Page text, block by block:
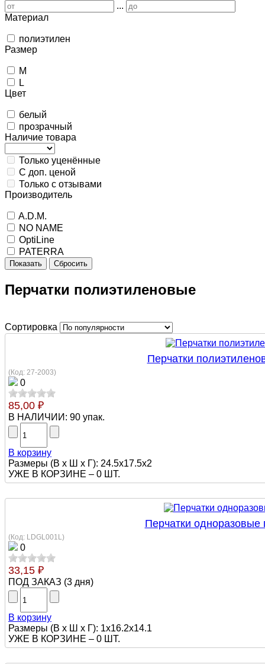
...
Материал
полиэтилен
Размер
M
L
Цвет
белый
прозрачный
Наличие товара
Только уценённые
С доп. ценой
Только с отзывами
Производитель
A.D.M.
NO NAME
OptiLine
PATERRA
Показать Сбросить
Перчатки полиэтиленовые
Сортировка
Перчатки
(Код: 27-2003)
0
85,00 ₽
В НАЛИЧИИ: 90 упак.
В корзину
Размеры (В х Ш х Г): 24.5х17.5х2
УЖЕ В КОРЗИНЕ – 0 ШТ.
Перчатки одноразовые
(Код: LDGL001L)
0
33,15 ₽
ПОД ЗАКАЗ (3 дня)
В корзину
Размеры (В х Ш х Г): 1x16.2x14.1
УЖЕ В КОРЗИНЕ – 0 ШТ.